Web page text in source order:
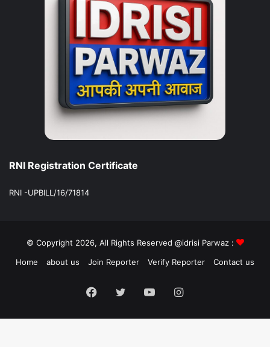
RNI Registration Certificate
RNI -UPBILL/16/71814
© Copyright 2026, All Rights Reserved @idrisi Parwaz :
Home
about us Join Reporter Verify Reporter Contact us
Facebook
TwitterYouTubeInstagram